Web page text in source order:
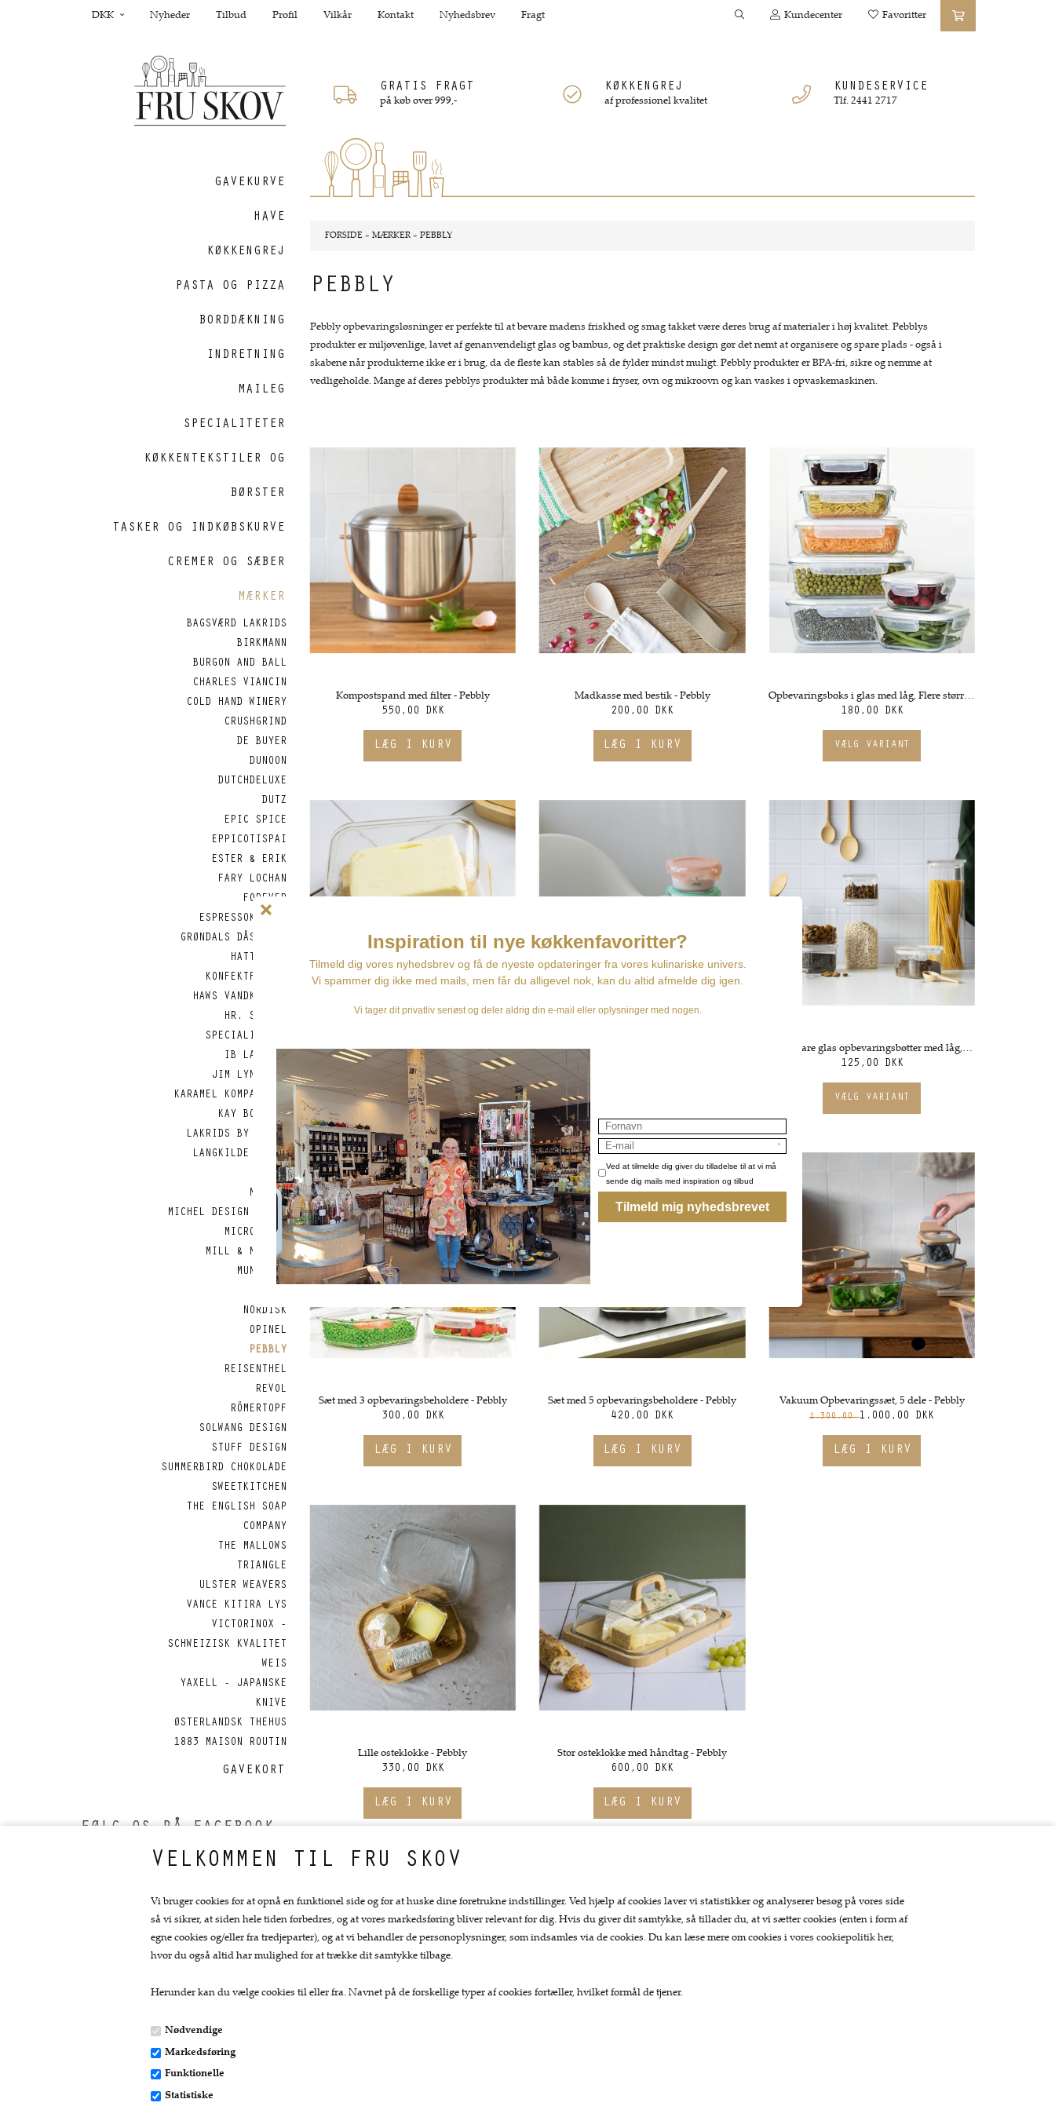
VELKOMMEN TIL FRU SKOV
Vi bruger cookies for at opnå en funktionel side og for at huske dine foretrukne indstillinger. Ved hjælp af cookies laver vi statistikker og analyserer besøg på vores side
så vi sikrer, at siden hele tiden forbedres, og at vores markedsføring bliver relevant for dig. Hvis du giver dit samtykke, så tillader du, at vi sætter cookies (enten i form af
egne cookies og/eller fra tredjeparter), og at vi behandler de personoplysninger, som indsamles via de cookies. Du kan læse mere om cookies i vores cookiepolitik her,
hvor du også altid har mulighed for at trække dit samtykke tilbage.
Herunder kan du vælge cookies til eller fra. Navnet på de forskellige typer af cookies fortæller, hvilket formål de tjener.
Nødvendige
Markedsføring
Funktionelle
Statistiske
DKK Nyheder Tilbud Profil Vilkår Kontakt Nyhedsbrev Fragt Kundecenter Favoritter
GRATIS FRAGT
på køb over 999,-
KØKKENGREJ
af professionel kvalitet
KUNDESERVICE
Tlf. 2441 2717
GAVEKURVE
HAVE
KØKKENGREJ
PASTA OG PIZZA
BORDDÆKNING
INDRETNING
MAILEG
SPECIALITETER
KØKKENTEKSTILER OG
BØRSTER
TASKER OG INDKØBSKURVE
CREMER OG SÆBER
MÆRKER
BAGSVÆRD LAKRIDS
BIRKMANN
BURGON AND BALL
CHARLES VIANCIN
COLD HAND WINERY
CRUSHGRIND
DE BUYER
DUNOON
DUTCHDELUXE
DUTZ
EPIC SPICE
EPPICOTISPAI
ESTER & ERIK
FARY LOCHAN
FOREVER
ESPRESSOKANDER
GRØNDALS DÅSEFISK
HATTESENS
KONFEKTFABRIK
HAWS VANDKANDER
HR. SKOV -
SPECIALITETER
IB LAURSEN
JIM LYNGVILD
KARAMEL KOMPAGNIET
KAY BOJESEN
LAKRIDS BY BÜLOW
LANGKILDE & SØN
LODGE
MAILEG
MICHEL DESIGN WORKS
MICROPLANE
MILL & MORTAR
MUNKHOLM
NORDISK
OPINEL
PEBBLY
REISENTHEL
REVOL
RÖMERTOPF
SOLWANG DESIGN
STUFF DESIGN
SUMMERBIRD CHOKOLADE
SWEETKITCHEN
THE ENGLISH SOAP
COMPANY
THE MALLOWS
TRIANGLE
ULSTER WEAVERS
VANCE KITIRA LYS
VICTORINOX -
SCHWEIZISK KVALITET
WEIS
YAXELL - JAPANSKE
KNIVE
ØSTERLANDSK THEHUS
1883 MAISON ROUTIN
GAVEKORT
FØLG OS PÅ FACEBOOK
FORSIDE» MÆRKER» PEBBLY
PEBBLY
Pebbly opbevaringsløsninger er perfekte til at bevare madens friskhed og smag takket være deres brug af materialer i høj kvalitet. Pebblys
produkter er miljøvenlige, lavet af genanvendeligt glas og bambus, og det praktiske design gør det nemt at organisere og spare plads - også i
skabene når produkterne ikke er i brug, da de fleste kan stables så de fylder mindst muligt. Pebbly produkter er BPA-fri, sikre og nemme at
vedligeholde. Mange af deres pebblys produkter må både komme i fryser, ovn og mikroovn og kan vaskes i opvaskemaskinen.
Kompostspand med filter - Pebbly
550,00 DKK
Madkasse med bestik - Pebbly
200,00 DKK
Opbevaringsboks i glas med låg, Flere størrelser - Pebbly
180,00 DKK
Smørskål med bambusbund - Pebbly
320,00 DKK
Små opbevaringsbøtter, 3 stk - Pebbly
Stabelbare glas opbevaringsbøtter med låg, Flere størrelser - Pebbly
125,00 DKK
Sæt med 3 opbevaringsbeholdere - Pebbly
300,00 DKK
Sæt med 5 opbevaringsbeholdere - Pebbly
420,00 DKK
Vakuum Opbevaringssæt, 5 dele - Pebbly
1.300,001.000,00 DKK
Lille osteklokke - Pebbly
330,00 DKK
Stor osteklokke med håndtag - Pebbly
600,00 DKK